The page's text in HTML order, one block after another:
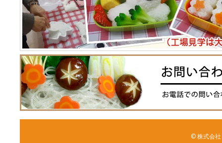
© 株式会